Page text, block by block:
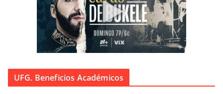
UFG. Beneficios Académicos